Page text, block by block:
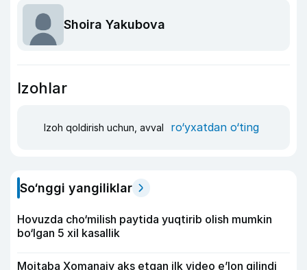
Shoira Yakubova
Izohlar
Izoh qoldirish uchun, avval ro‘yxatdan o‘ting
So‘nggi yangiliklar
Hovuzda cho‘milish paytida yuqtirib olish mumkin
bo‘lgan 5 xil kasallik
Mojtaba Xomanaiy aks etgan ilk video e’lon qilindi